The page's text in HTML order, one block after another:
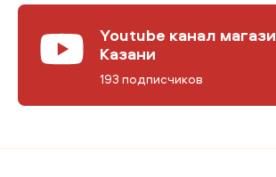
Youtube канал
Казани
193 подписчиков